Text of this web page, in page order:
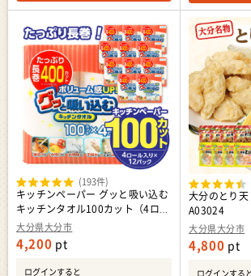
大分県大分市
キッチンペーパー グッと吸い込む
キッチンタオル100カット（4ロー
ル×12パック） R14030
(193件)
4,200 pt
ログインすると
大分県大分市
大分のとり
A03024
4,800 pt
ログインする